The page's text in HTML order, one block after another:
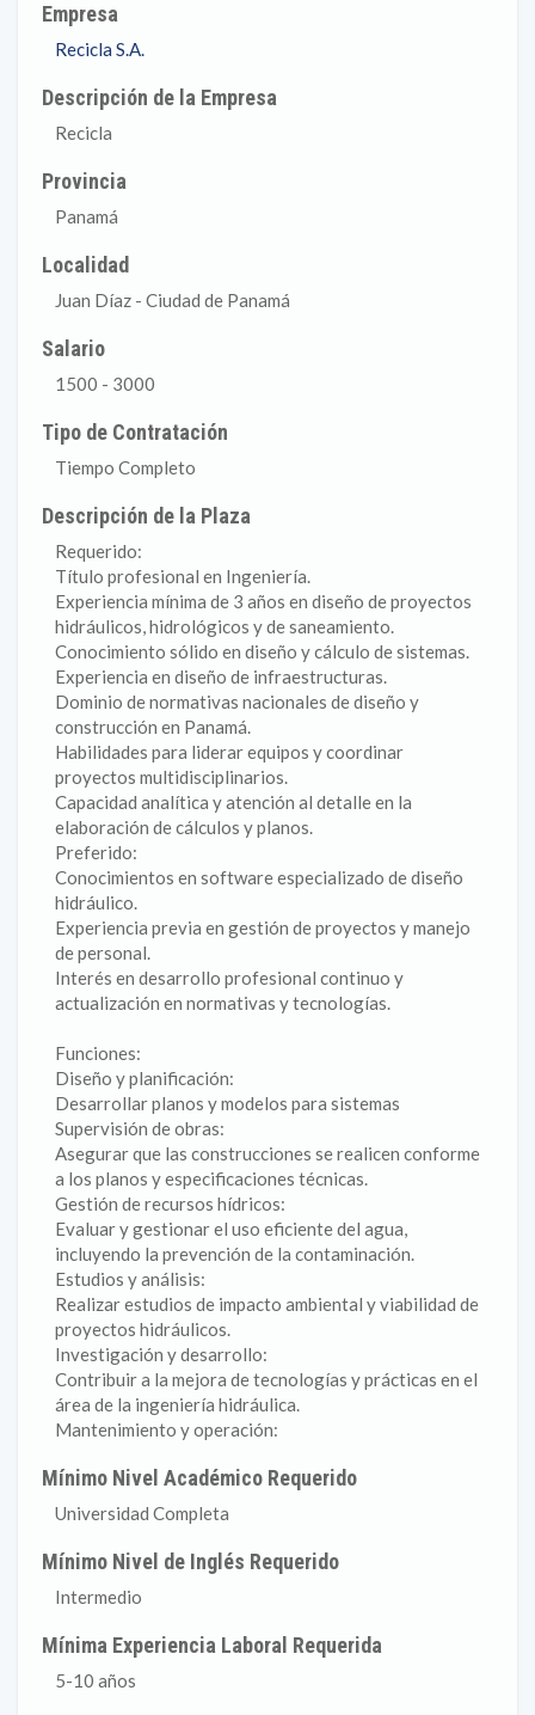
Empresa
Recicla S.A.
Descripción de la Empresa
Recicla
Provincia
Panamá
Localidad
Juan Díaz - Ciudad de Panamá
Salario
1500 - 3000
Tipo de Contratación
Tiempo Completo
Descripción de la Plaza
Requerido:
Título profesional en Ingeniería.
Experiencia mínima de 3 años en diseño de proyectos
hidráulicos, hidrológicos y de saneamiento.
Conocimiento sólido en diseño y cálculo de sistemas.
Experiencia en diseño de infraestructuras.
Dominio de normativas nacionales de diseño y
construcción en Panamá.
Habilidades para liderar equipos y coordinar
proyectos multidisciplinarios.
Capacidad analítica y atención al detalle en la
elaboración de cálculos y planos.
Preferido:
Conocimientos en software especializado de diseño
hidráulico.
Experiencia previa en gestión de proyectos y manejo
de personal.
Interés en desarrollo profesional continuo y
actualización en normativas y tecnologías.
Funciones:
Diseño y planificación:
Desarrollar planos y modelos para sistemas
Supervisión de obras:
Asegurar que las construcciones se realicen conforme
a los planos y especificaciones técnicas.
Gestión de recursos hídricos:
Evaluar y gestionar el uso eficiente del agua,
incluyendo la prevención de la contaminación.
Estudios y análisis:
Realizar estudios de impacto ambiental y viabilidad de
proyectos hidráulicos.
Investigación y desarrollo:
Contribuir a la mejora de tecnologías y prácticas en el
área de la ingeniería hidráulica.
Mantenimiento y operación:
Mínimo Nivel Académico Requerido
Universidad Completa
Mínimo Nivel de Inglés Requerido
Intermedio
Mínima Experiencia Laboral Requerida
5-10 años